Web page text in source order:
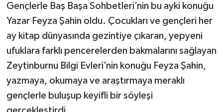
Gençlerle Baş Başa Sohbetleri’nin bu ayki konuğu
Yazar Feyza Şahin oldu. Çocukları ve gençleri her
ay kitap dünyasında gezintiye çıkaran, yepyeni
ufuklara farklı pencerelerden bakmalarını sağlayan
Zeytinburnu Bilgi Evleri’nin konuğu Feyza Şahin,
yazmaya, okumaya ve araştırmaya meraklı
gençlerle buluşup keyifli bir söyleşi